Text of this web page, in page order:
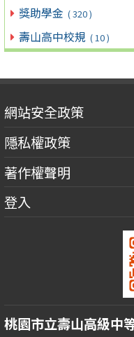
獎助學金 ( 320 )
壽山高中校規 ( 10 )
網站安全政策
隱私權政策
著作權聲明
登入
桃園市立壽山高級中